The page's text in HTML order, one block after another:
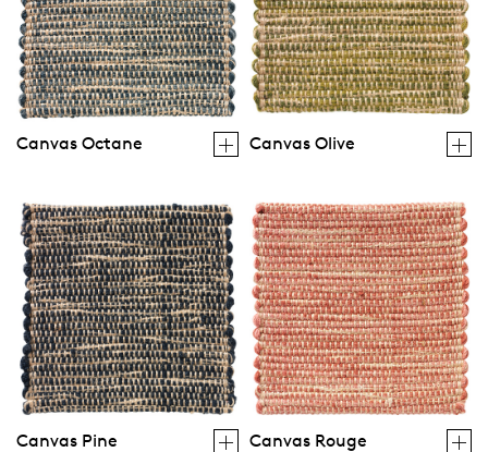
Canvas Octane Canvas Olive
Canvas Pine Canvas Rouge